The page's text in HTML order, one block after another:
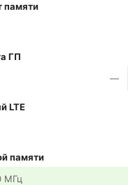
памяти
ГП
—
LTE
памяти
МГц